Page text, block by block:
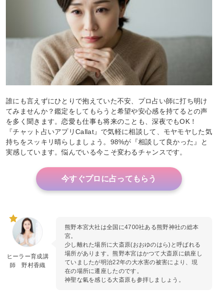
誰にも言えずにひとりで抱えていた不安、プロ占い師に打ち明け
てみませんか？鑑定をしてもらうと希望や安心感を持てるとの声
を多く聞きます。恋愛も仕事も将来のことも、深夜でもOK！
『チャット占いアプリCallat』で気軽に相談して、モヤモヤした気
持ちをスッキリ晴らしましょう。98%が『相談して良かった』と
実感しています。悩んでいる今こそ変わるチャンスです。
今すぐプロに占ってもらう
ヒーラー育成講
師 野村香織
熊野本宮大社は全国に4700社ある熊野神社の総本
宮。
少し離れた場所に大斎原(おおゆのはら)と呼ばれる
場所があります。熊野本宮はかつて大斎原に鎮座し
ていましたが明治22年の大水害の被害により、現
在の場所に遷座したのです。
神聖な氣を感じる大斎原も参拝しましょう。